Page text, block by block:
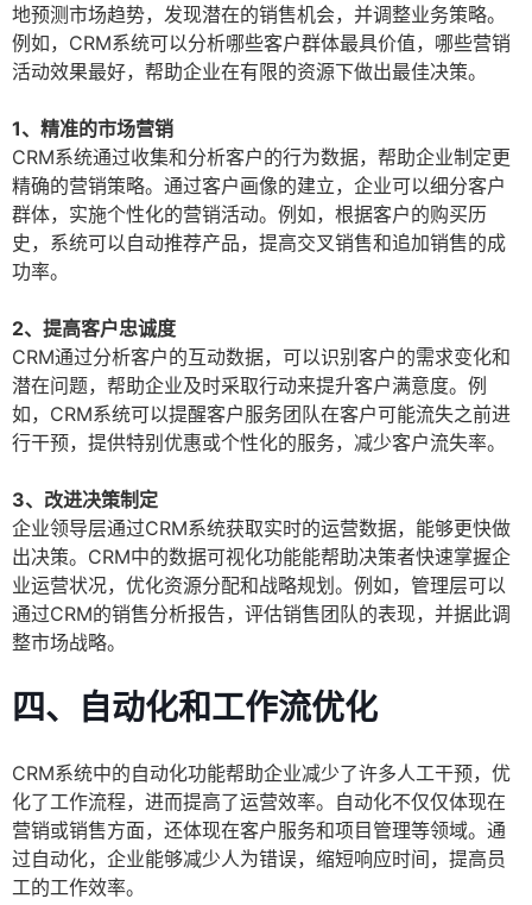
地预测市场趋势，发现潜在的销售机会，并调整业务策略。
例如，CRM系统可以分析哪些客户群体最具价值，哪些营销
活动效果最好，帮助企业在有限的资源下做出最佳决策。
1、精准的市场营销
CRM系统通过收集和分析客户的行为数据，帮助企业制定更
精确的营销策略。通过客户画像的建立，企业可以细分客户
群体，实施个性化的营销活动。例如，根据客户的购买历
史，系统可以自动推荐产品，提高交叉销售和追加销售的成
功率。
2、提高客户忠诚度
CRM通过分析客户的互动数据，可以识别客户的需求变化和
潜在问题，帮助企业及时采取行动来提升客户满意度。例
如，CRM系统可以提醒客户服务团队在客户可能流失之前进
行干预，提供特别优惠或个性化的服务，减少客户流失率。
3、改进决策制定
企业领导层通过CRM系统获取实时的运营数据，能够更快做
出决策。CRM中的数据可视化功能能帮助决策者快速掌握企
业运营状况，优化资源分配和战略规划。例如，管理层可以
通过CRM的销售分析报告，评估销售团队的表现，并据此调
整市场战略。
四、自动化和工作流优化
CRM系统中的自动化功能帮助企业减少了许多人工干预，优
化了工作流程，进而提高了运营效率。自动化不仅仅体现在
营销或销售方面，还体现在客户服务和项目管理等领域。通
过自动化，企业能够减少人为错误，缩短响应时间，提高员
工的工作效率。